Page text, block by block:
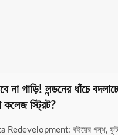
গাড়ি! লন্ডনের ধাঁচে
কলেজ স্ট্রিট?
বইয়ের গন্ধ,